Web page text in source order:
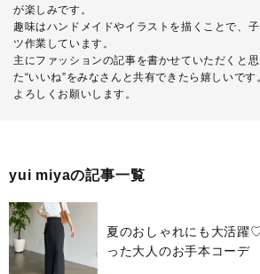
が楽しみです。
趣味はハンドメイドやイラストを描くことで、
ツ作業しています。
主にファッションの記事を書かせていただくと
た“いいね”をみなさんと共有できたら嬉しいです
よろしくお願いします。
yui miyaの記事一覧
夏のおしゃれにも大活躍
った大人のお手本コーデ